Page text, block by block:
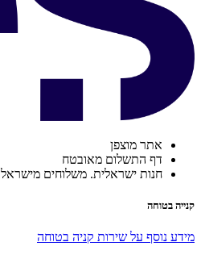
אתר מוצפן
דף התשלום מאובטח
חנות ישראלית. משלוחים מישראל
קנייה בטוחה
מידע נוסף על שירות קניה בטוחה